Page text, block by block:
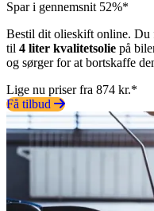
Spar i gennemsnit 52%*
Bestil dit olieskift online. Du
til 4 liter kvalitetsolie på
og sørger for at bortskaffe
Lige nu priser fra 874 kr.*
Få tilbud